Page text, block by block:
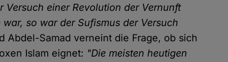
Versuch einer Revolution der Vernunft
so war der Sufismus der Versuch
Abdel-Samad verneint die Frage, ob sich
Islam eignet: "Die meisten heutigen